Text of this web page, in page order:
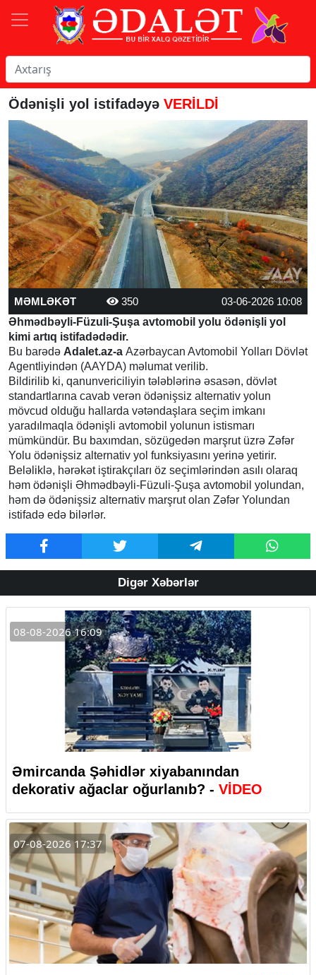
Ödənişli yol istifadəyə VERİLDİ
MƏMLƏKƏT 350
03-06-2026 10:08
Əhmədbəyli-Füzuli-Şuşa avtomobil yolu ödənişli yol
kimi artıq istifadədədir.
Bu barədə Adalet.az-a Azərbaycan Avtomobil Yolları Dövlət
Agentliyindən (AAYDA) məlumat verilib.
Bildirilib ki, qanunvericiliyin tələblərinə əsasən, dövlət
standartlarına cavab verən ödənişsiz alternativ yolun
mövcud olduğu hallarda vətəndaşlara seçim imkanı
yaradılmaqla ödənişli avtomobil yolunun istismarı
mümkündür. Bu baxımdan, sözügedən marşrut üzrə Zəfər
Yolu ödənişsiz alternativ yol funksiyasını yerinə yetirir.
Beləliklə, hərəkət iştirakçıları öz seçimlərindən asılı olaraq
həm ödənişli Əhmədbəyli-Füzuli-Şuşa avtomobil yolundan,
həm də ödənişsiz alternativ marşrut olan Zəfər Yolundan
istifadə edə bilərlər.
Digər Xəbərlər
08-08-2026 16:09
Əmircanda Şəhidlər xiyabanından
dekorativ ağaclar oğurlanıb? - VİDEO
07-08-2026 17:37